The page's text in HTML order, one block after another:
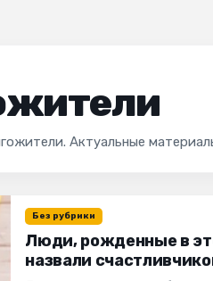
Актуальные
Без рубрики
Люди, рожденные в
назвали